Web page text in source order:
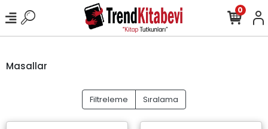
0
Masallar
Filtreleme Sıralama